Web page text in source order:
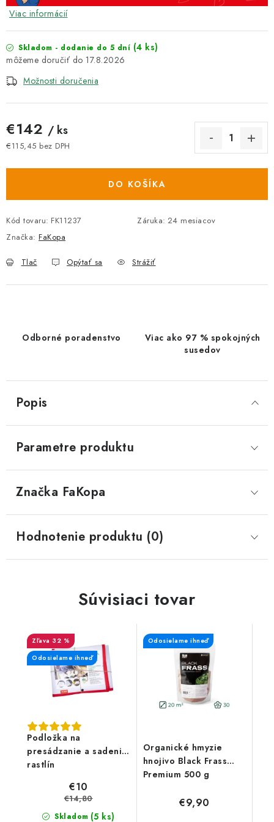
Viac informácií
Skladom - dodanie do 5 dní (4 ks)
17.8.2026
Možnosti doručenia
€142 / ks
€115,45 bez DPH
DO KOŠÍKA
Kód tovaru: FK11237 Záruka: 24 mesiacov
Značka: FaKopa
Tlač Opýtať sa Strážiť
Odborné poradenstvo
Viac ako 97 % spokojných
susedov
Popis
Parametre produktu
Značka FaKopa
Hodnotenie produktu (0)
Súvisiaci tovar
Podložka na
presádzanie a sadenie
rastlín
32 %
Odosielame ihneď
Skladom (5 ks)
€10
€14,80
Organické hmyzie
hnojivo Black Frass
Premium 500 g
Odosielame ihneď
€9,90